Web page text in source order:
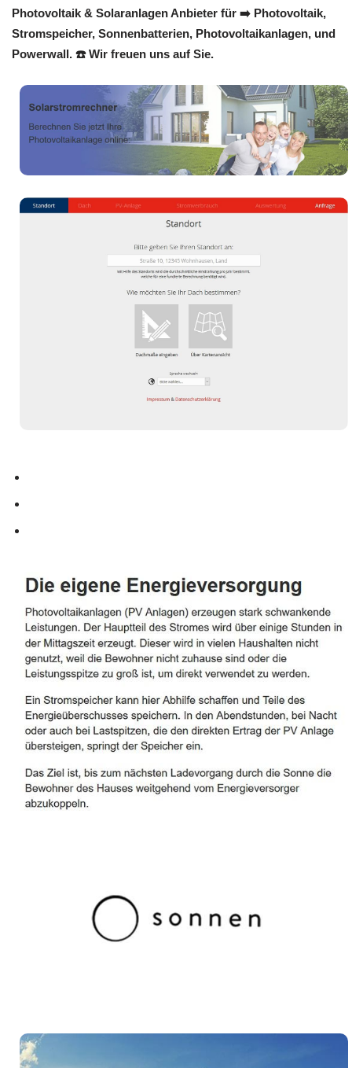
Photovoltaik & Solaranlagen Anbieter für ➡️ Photovoltaik,
Stromspeicher, Sonnenbatterien, Photovoltaikanlagen, und
Powerwall. ☎️ Wir freuen uns auf Sie.